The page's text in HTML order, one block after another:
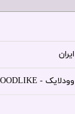
ایران
وودلایک - WOODLIKE